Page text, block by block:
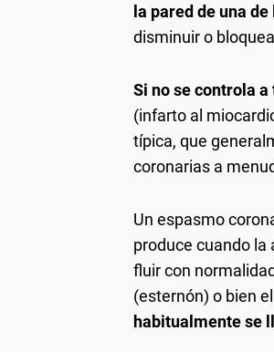
la pared de una
disminuir o
Si no se controla
(infarto al
típica, que
coronarias a
Un espasmo
produce cuando la
fluir con
(esternón) o bien
habitualmente se